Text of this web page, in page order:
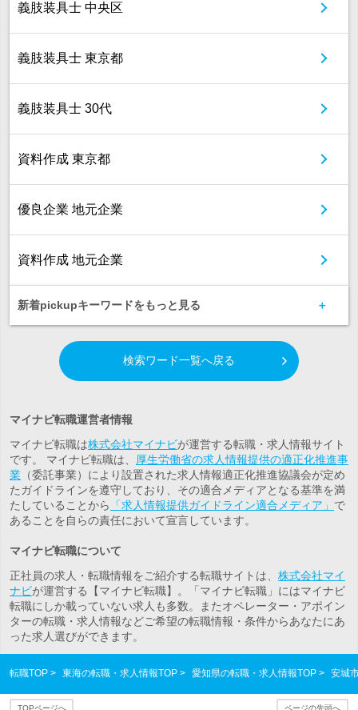
義肢装具士 中央区
義肢装具士 東京都
義肢装具士 30代
資料作成 東京都
優良企業 地元企業
資料作成 地元企業
新着pickupキーワードをもっと見る
検索ワード一覧へ戻る
マイナビ転職運営者情報
マイナビ転職は株式会社マイナビが運営する転職・求人情報サイト
です。 マイナビ転職は、
厚生労働省の求人情報提供の適正化推進事
業 （委託事業）により設置された求人情報適正化推進協議会が定め
たガイドラインを遵守しており、その適合メディアとなる基準を満
たしていることから
「求人情報提供ガイドライン適合メディア」 で
あることを自らの責任において宣言しています。
マイナビ転職について
正社員の求人・転職情報をご紹介する転職サイトは、 株式会社マイ
ナビが運営する【マイナビ転職】。「マイナビ転職」にはマイナビ
転職にしか載っていない求人も多数。またオペレーター・アポイン
ターの転職・求人情報などご希望の転職情報・条件からあなたにあ
った求人選びができます。
転職TOP 東海の転職・求人情報TOP 愛知県の転職・求人情報TOP 安城
TOPページへ ページの先頭へ